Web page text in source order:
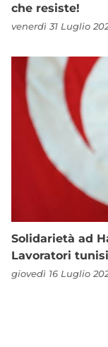
che resiste!
venerdì 31 Luglio
Solidarietà ad
Lavoratori
giovedì 16 Luglio